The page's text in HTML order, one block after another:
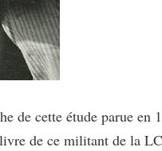
de cette étude parue en
de ce militant de la